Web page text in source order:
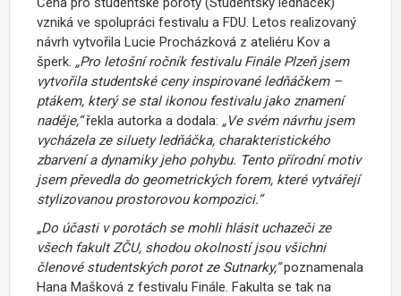
vzniká ve spolupráci festivalu a FDU. Letos realizovaný
návrh vytvořila Lucie Procházková z ateliéru Kov a
šperk. „Pro letošní ročník festivalu Finále Plzeň jsem
vytvořila studentské ceny inspirované ledňáčkem –
ptákem, který se stal ikonou festivalu jako znamení
naděje,“řekla autorka a dodala: „Ve svém návrhu jsem
vycházela ze siluety ledňáčka, charakteristického
zbarvení a dynamiky jeho pohybu. Tento přírodní motiv
jsem převedla do geometrických forem, které vytvářejí
stylizovanou prostorovou kompozici.“
„Do účasti v porotách se mohli hlásit uchazeči ze
všech fakult ZČU, shodou okolností jsou všichni
členové studentských porot ze Sutnarky,“poznamenala
Hana Mašková z festivalu Finále. Fakulta se tak na